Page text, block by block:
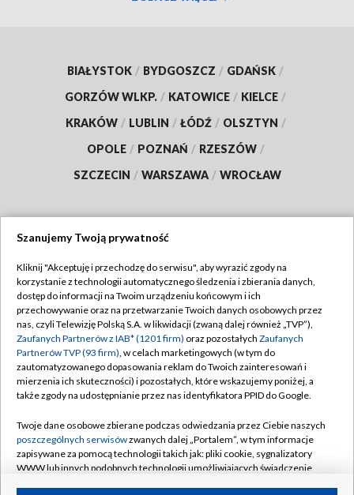
BIAŁYSTOK / BYDGOSZCZ / GDAŃSK /
GORZÓW WLKP. / KATOWICE / KIELCE /
KRAKÓW / LUBLIN / ŁÓDŹ / OLSZTYN /
OPOLE / POZNAŃ / RZESZÓW /
SZCZECIN / WARSZAWA / WROCŁAW
TVP
Abonament TVP
Emisja w TVP
Centrum informacji TVP
Naziemna Telewizja Cyfrowa
Rada Programowa
System NOS
Informacje o nadawcy
Regulamin TVP
Polityka prywatności
Moje zgody
Pomoc
Kontakt
Kanały
Szanujemy Twoją prywatność
Kliknij "Akceptuję i przechodzę do serwisu", aby wyrazić zgody na
korzystanie z technologii automatycznego śledzenia i zbierania danych,
dostęp do informacji na Twoim urządzeniu końcowym i ich
przechowywanie oraz na przetwarzanie Twoich danych osobowych przez
nas, czyli Telewizję Polską S.A. w likwidacji (zwaną dalej również „TVP”),
Zaufanych Partnerów z IAB* (1201 firm) oraz pozostałych Zaufanych
Partnerów TVP (93 firm), w celach marketingowych (w tym do
zautomatyzowanego dopasowania reklam do Twoich zainteresowań i
mierzenia ich skuteczności) i pozostałych, które wskazujemy poniżej, a
także zgody na udostępnianie przez nas identyfikatora PPID do Google.
Twoje dane osobowe zbierane podczas odwiedzania przez Ciebie naszych
poszczególnych serwisówzwanych dalej „Portalem”, w tym informacje
zapisywane za pomocą technologii takich jak: pliki cookie, sygnalizatory
WWW lub innych podobnych technologii umożliwiających świadczenie